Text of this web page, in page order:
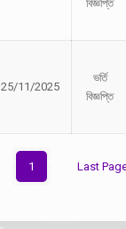
বিজ্ঞপ্তি
25/11/2025
ভর্তি
বিজ্ঞপ্তি
1 Last